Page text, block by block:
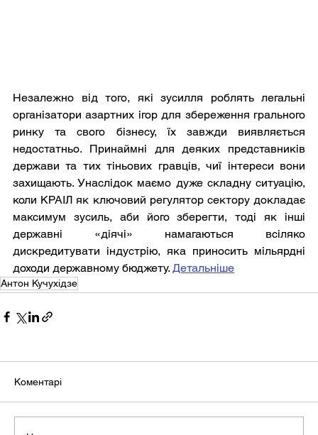
Незалежно від того, які зусилля роблять легальні
організатори азартних ігор для збереження грального
ринку та свого бізнесу, їх завжди виявляється
недостатньо. Принаймні для деяких представників
держави та тих тіньових гравців, чиї інтереси вони
захищають. Унаслідок маємо дуже складну ситуацію,
коли КРАІЛ як ключовий регулятор сектору докладає
максимум зусиль, аби його зберегти, тоді як інші
державні «діячі» намагаються всіляко
дискредитувати індустрію, яка приносить мільярдні
доходи державному бюджету. Детальніше
Антон Кучухідзе
Коментарі